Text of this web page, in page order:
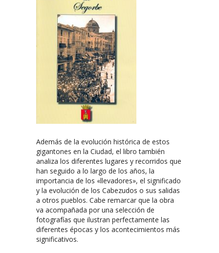
Además de la evolución histórica de estos
gigantones en la Ciudad, el libro también
analiza los diferentes lugares y recorridos que
han seguido a lo largo de los años, la
importancia de los «llevadores», el significado
y la evolución de los Cabezudos o sus salidas
a otros pueblos. Cabe remarcar que la obra
va acompañada por una selección de
fotografías que ilustran perfectamente las
diferentes épocas y los acontecimientos más
significativos.